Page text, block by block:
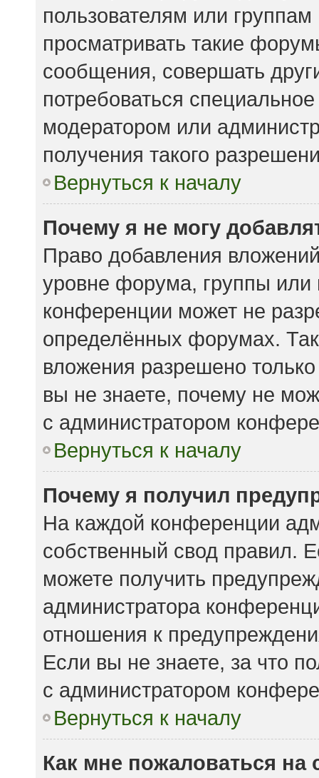
пользователям или
просматривать такие
сообщения, совершать
потребоваться
модератором или
получения такого
Вернуться к началу
Почему я не могу
Право добавления
уровне форума, группы или
конференции может не
определённых форумах.
вложения разрешено
вы не знаете, почему не
с администратором
Вернуться к началу
Почему я получил
На каждой конференции
собственный свод правил.
можете получить
администратора
отношения к
Если вы не знаете, за что
с администратором
Вернуться к началу
Как мне пожаловаться